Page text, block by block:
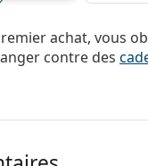
achat, vous
contre des